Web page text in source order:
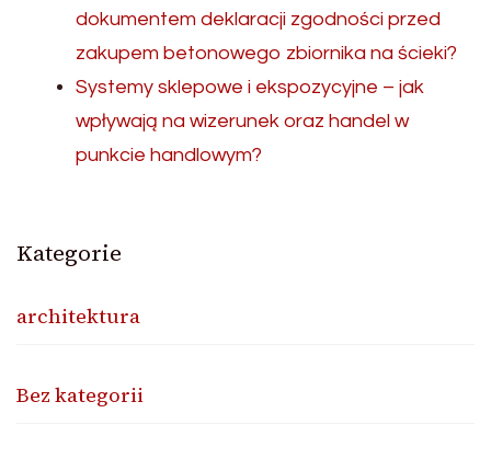
dokumentem deklaracji zgodności przed
zakupem betonowego zbiornika na ścieki?
Systemy sklepowe i ekspozycyjne – jak
wpływają na wizerunek oraz handel w
punkcie handlowym?
Kategorie
architektura
Bez kategorii